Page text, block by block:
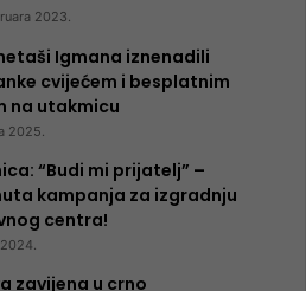
2023.
Igmana iznenadili
cvijećem i besplatnim
na utakmicu
2025.
“Budi mi prijatelj” –
kampanja za izgradnju
centra!
zavijena u crno